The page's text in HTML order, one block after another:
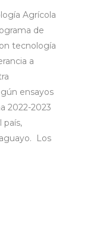
Agrícola
de
tecnología
a
ensayos
2022-2023
país,
Los